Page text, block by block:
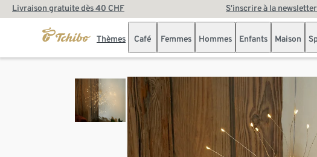
Livraison gratuite dès 40 CHF S’inscrire à la
Thèmes Café Femmes Hommes Enfants Maison